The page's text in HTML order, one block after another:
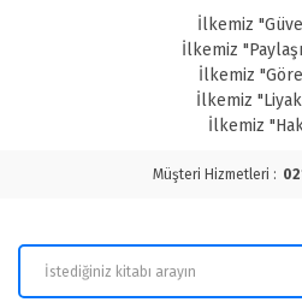
İlkemiz
İlkemiz
İlkemiz
İlkemiz
İlkemiz
Müşteri Hizmetleri :